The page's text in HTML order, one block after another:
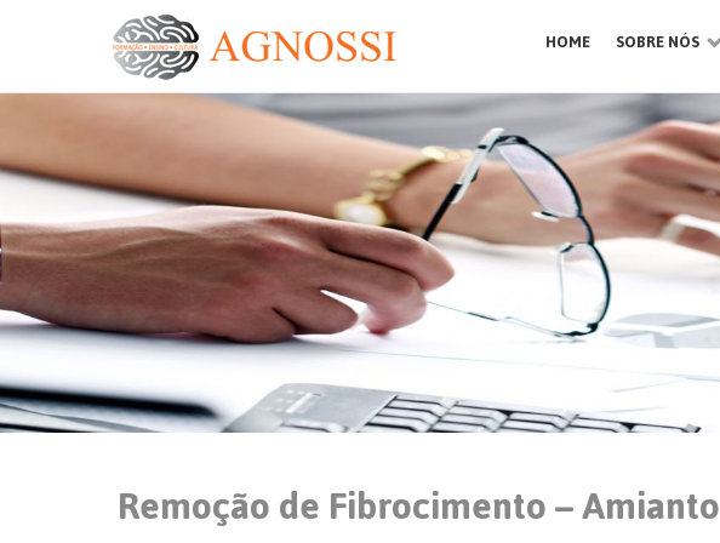
HOME SOBRE NÓS
Remoção de Fibrocimento – Amianto